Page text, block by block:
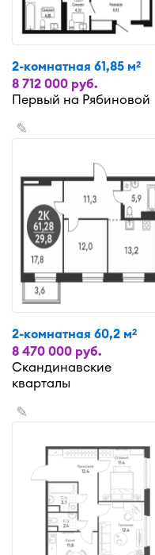
2-комнатная 61,85 м2
8 712 000 руб.
Первый на Рябиновой
✎
2-комнатная 60,2 м2
8 470 000 руб.
Скандинавские
кварталы
✎